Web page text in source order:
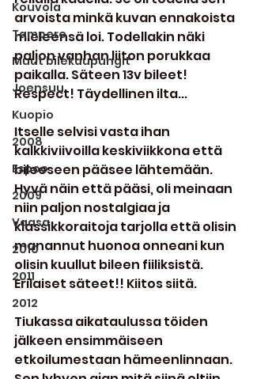
Kouvola
Tampere
Muut bilekaupungit
Joensuu
Kuopio
2008
Espoo
2009
Vaasa
2010
2011
2012
arvoista minkä kuvan ennakoista
mieleensä loi. Todellakin näki
paljon vanhan liiton porukkaa
paikalla. Säteen 13v bileet!
Respect! Täydellinen ilta...
Itselle selvisi vasta ihan
kalkkiviivoilla keskiviikkona että
bileeseen pääsee lähtemään.
Hyvä näin että pääsi, oli meinaan
niin paljon nostalgiaa ja
klassikkoraitoja tarjolla että olisin
manannut huonoa onneani kun
olisin kuullut bileen fiiliksistä.
Erilaiset säteet!! Kiitos siitä.
Tiukassa aikataulussa töiden
jälkeen ensimmäiseen
etkoilumestaan hämeenlinnaan.